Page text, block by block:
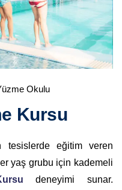
Okulu
Kursu
tesislerde eğitim veren
yaş grubu için kademeli
deneyimi sunar.